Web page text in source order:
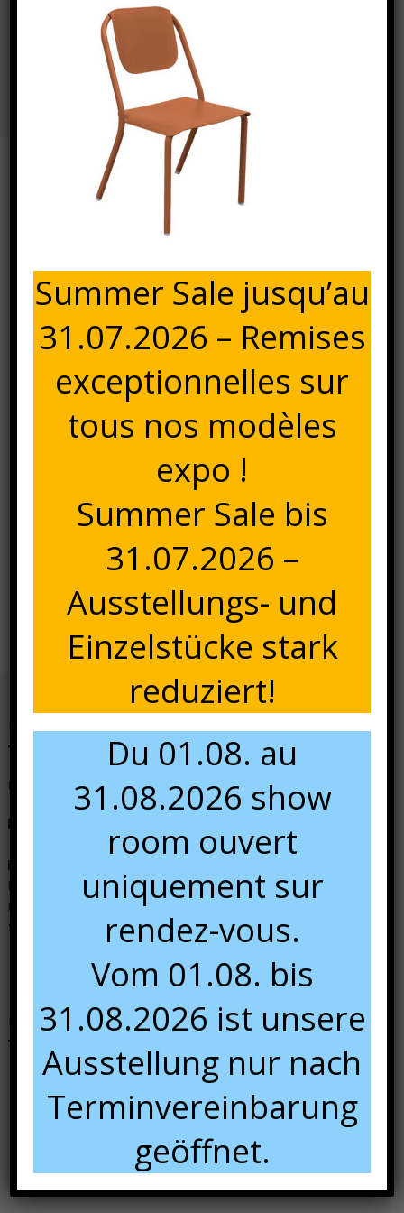
Azur Stuhl Terracotta
Freigestellt HD
⁄ AZUR Chaise
freigestellt HD
AZUR STUHL TERRACOTTA FREIGESTELLT HD
Navigation
l’article
AZUR Chaise
Nous contacter
N'hésitez pas à nous contacter pour tous renseignements.
lundi :
sur rendez-vous
Mardi au vendredi :
9:00 à 12:00 et 13:00 à 18:00
Samedi :
10:00 à 16:00.
Nous rencontrer
Summer Sale jusqu’au
31.07.2026 – Remises
exceptionnelles sur
tous nos modèles
expo !
Summer Sale bis
31.07.2026 –
Ausstellungs- und
Einzelstücke stark
reduziert!
Du 01.08. au
31.08.2026 show
room ouvert
uniquement sur
rendez-vous.
Vom 01.08. bis
31.08.2026 ist unsere
Ausstellung nur nach
Terminvereinbarung
geöffnet.